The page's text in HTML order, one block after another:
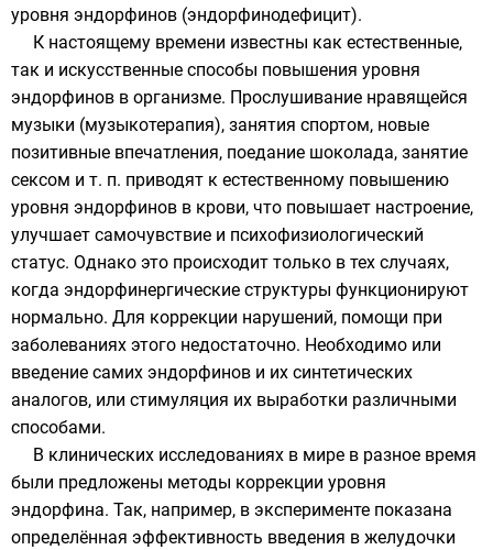
уровня эндорфинов (эндорфинодефицит).
К настоящему времени известны как естественные,
так и искусственные способы повышения уровня
эндорфинов в организме. Прослушивание нравящейся
музыки (музыкотерапия), занятия спортом, новые
позитивные впечатления, поедание шоколада, занятие
сексом и т. п. приводят к естественному повышению
уровня эндорфинов в крови, что повышает настроение,
улучшает самочувствие и психофизиологический
статус. Однако это происходит только в тех случаях,
когда эндорфинергические структуры функционируют
нормально. Для коррекции нарушений, помощи при
заболеваниях этого недостаточно. Необходимо или
введение самих эндорфинов и их синтетических
аналогов, или стимуляция их выработки различными
способами.
В клинических исследованиях в мире в разное время
были предложены методы коррекции уровня
эндорфина. Так, например, в эксперименте показана
определённая эффективность введения в желудочки